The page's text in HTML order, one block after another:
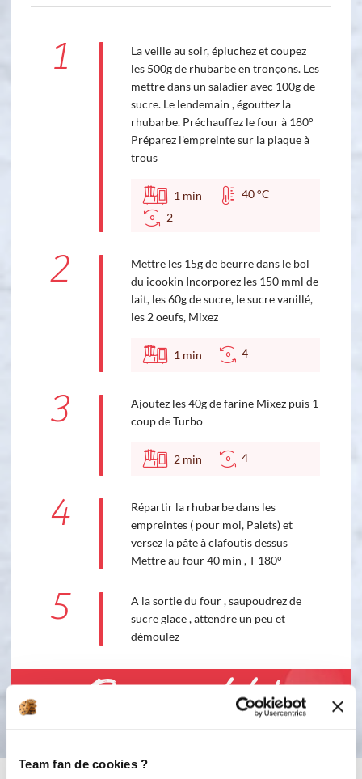
Team fan de cookies ?
1
La veille au soir, épluchez et coupez
les 500g de rhubarbe en tronçons. Les
mettre dans un saladier avec 100g de
sucre. Le lendemain , égouttez la
rhubarbe. Préchauffez le four à 180°
Préparez l'empreinte sur la plaque à
trous
1 min
40 °C
2
2
Mettre les 15g de beurre dans le bol
du icookin Incorporez les 150 mml de
lait, les 60g de sucre, le sucre vanillé,
les 2 oeufs, Mixez
1 min 4
3
Ajoutez les 40g de farine Mixez puis 1
coup de Turbo
2 min 4
4
Répartir la rhubarbe dans les
empreintes ( pour moi, Palets) et
versez la pâte à clafoutis dessus
Mettre au four 40 min , T 180°
5
A la sortie du four , saupoudrez de
sucre glace , attendre un peu et
démoulez
Bon appétit !